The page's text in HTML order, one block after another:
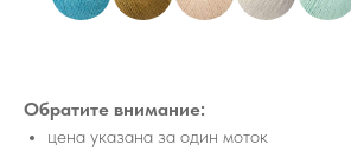
Обратите внимание:
цена указана за один моток